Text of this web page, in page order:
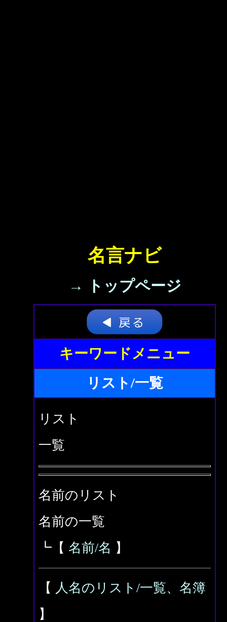
名言ナビ
→ トップページ
キーワードメニュー
リスト/一覧
リスト
一覧
名前のリスト
名前の一覧
┗【 名前/名 】
【 人名のリスト/一覧、名簿
】